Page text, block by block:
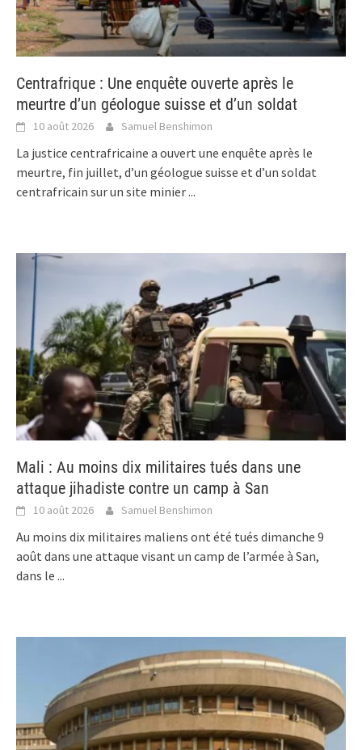
Centrafrique : Une enquête ouverte après le
meurtre d’un géologue suisse et d’un soldat
10 août 2026 Samuel Benshimon
La justice centrafricaine a ouvert une enquête après le
meurtre, fin juillet, d’un géologue suisse et d’un soldat
centrafricain sur un site minier...
Mali : Au moins dix militaires tués dans une
attaque jihadiste contre un camp à San
10 août 2026 Samuel Benshimon
Au moins dix militaires maliens ont été tués dimanche 9
août dans une attaque visant un camp de l’armée à San,
dans le ...